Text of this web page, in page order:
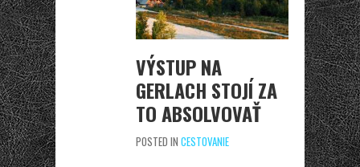
VÝSTUP NA
GERLACH STOJÍ ZA
TO ABSOLVOVAŤ
POSTED IN CESTOVANIE